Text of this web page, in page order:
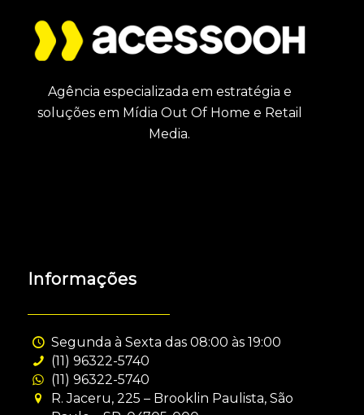
Agência especializada em estratégia e
soluções em Mídia Out Of Home e Retail
Media.
Informações
Segunda à Sexta das 08:00 às 19:00
(11) 96322-5740
(11) 96322-5740
R. Jaceru, 225 – Brooklin Paulista, São